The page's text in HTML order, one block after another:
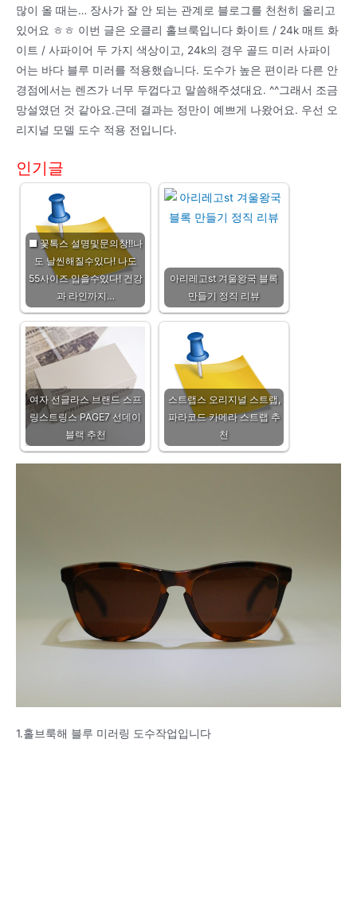
많이 올 때는… 장사가 잘 안 되는 관계로 블로그를 천천히 올리고
있어요 ㅎㅎ 이번 글은 오클리 홀브룩입니다 화이트 / 24k 매트 화
이트 / 사파이어 두 가지 색상이고, 24k의 경우 골드 미러 사파이
어는 바다 블루 미러를 적용했습니다. 도수가 높은 편이라 다른 안
경점에서는 렌즈가 너무 두껍다고 말씀해주셨대요. ^^그래서 조금
망설였던 것 같아요.근데 결과는 정만이 예쁘게 나왔어요. 우선 오
리지널 모델 도수 적용 전입니다.
인기글
■ 꽃톡스 설명및문의창!!나
도 날씬해질수있다! 나도
55사이즈 입을수있다! 건강
과 라인까지…
아리레고st 겨울왕국 블록
만들기 정직 리뷰
여자 선글라스 브랜드 스프
링스트링스 PAGE7 선데이
블랙 추천
스트랩스 오리지널 스트랩,
파라코드 카메라 스트랩 추
천
1.홀브룩해 블루 미러링 도수작업입니다